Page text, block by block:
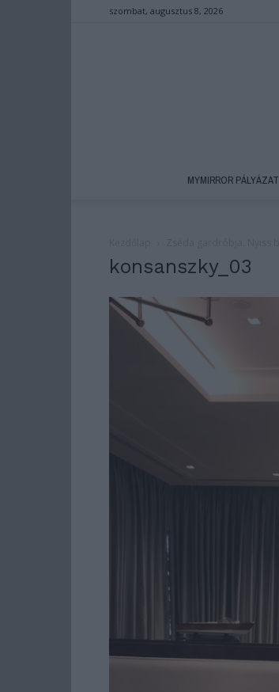
szombat, augusztus 8, 2026
MYMIRROR PÁLYÁZAT
konsanszky_03